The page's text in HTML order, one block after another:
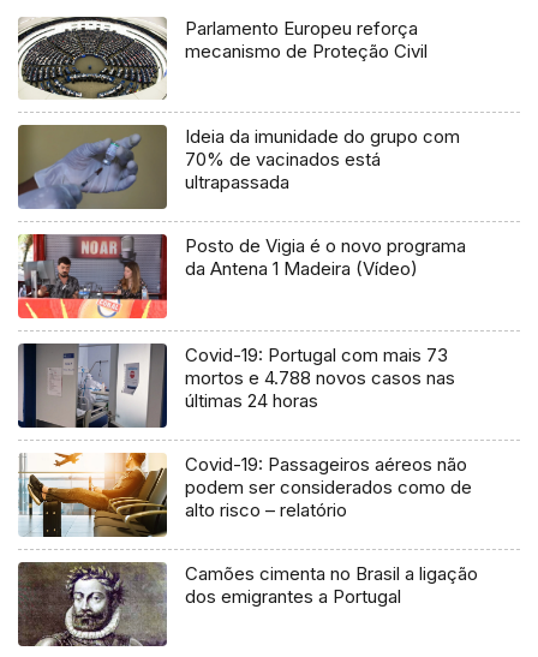
Parlamento Europeu reforça
mecanismo de Proteção Civil
Ideia da imunidade do grupo com
70% de vacinados está
ultrapassada
Posto de Vigia é o novo programa
da Antena 1 Madeira (Vídeo)
Covid-19: Portugal com mais 73
mortos e 4.788 novos casos nas
últimas 24 horas
Covid-19: Passageiros aéreos não
podem ser considerados como de
alto risco – relatório
Camões cimenta no Brasil a ligação
dos emigrantes a Portugal